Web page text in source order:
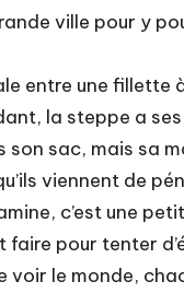
ville pour y
entre une fillette
la steppe a
son sac, mais
viennent de
c’est une
faire pour tenter
le monde,